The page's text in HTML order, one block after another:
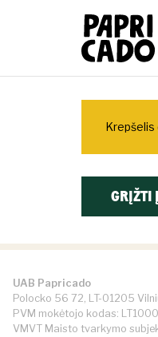
Papricado
Krepšelis
GRĮŽTI
UAB Papricado
Polocko 56 72, LT-01205
PVM mokėtojo kodas:
VMVT Maisto tvarkymo